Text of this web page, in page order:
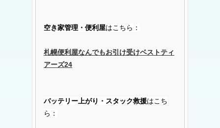
空き家管理・便利屋はこちら：
札幌便利屋なんでもお引け受けベストティ
アーズ24
バッテリー上がり・スタック救援はこち
ら：